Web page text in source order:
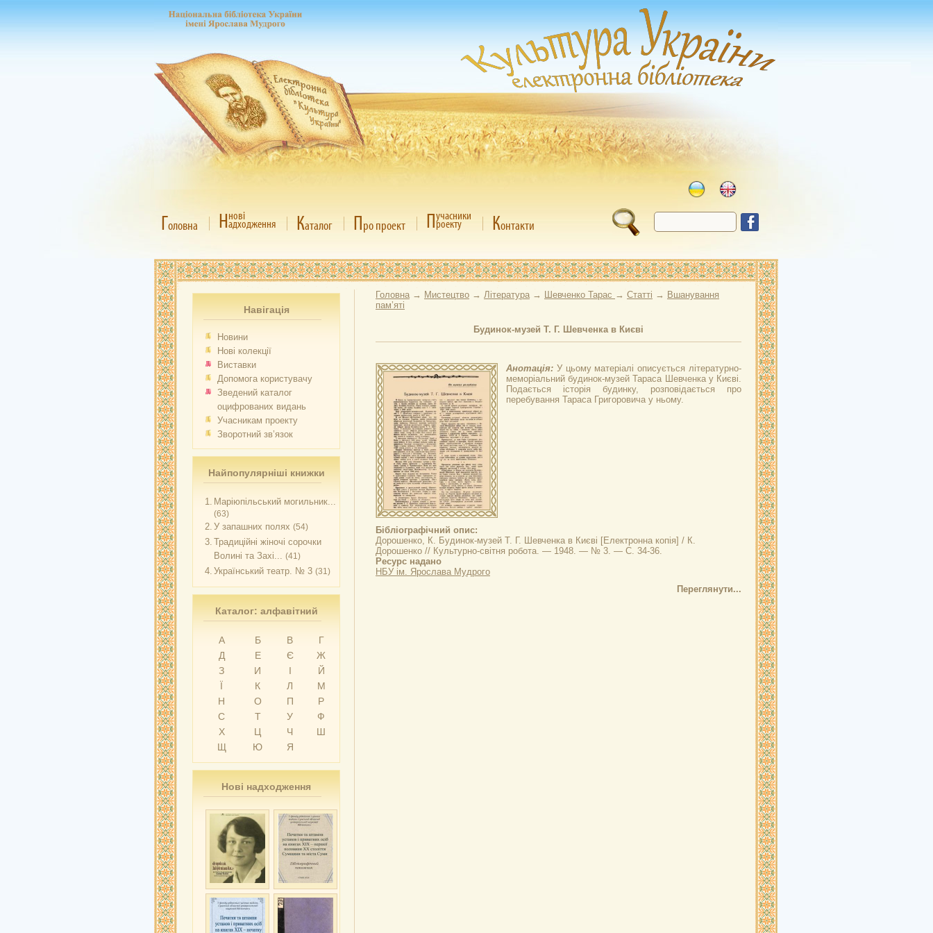
Головна Ннові
адходження Каталог Про проект Пучасники
роекту Контакти
Навігація
Новини
Нові колекції
Виставки
Допомога користувачу
Зведений каталог
оцифрованих видань
Учасникам проекту
Зворотний зв’язок
Найпопулярніші книжки
1. Маріюпільський могильник...
(63)
2. У запашних полях (54)
3. Традиційні жіночі сорочки
Волині та Захі... (41)
4. Український театр. № 3 (31)
Каталог: алфавітний
А Б В
Г
Д
Е Є
Ж
З
И І
Й
Ї
К Л
М
Н
О П
Р
С
Т У
Ф
Х
Ц Ч
Ш
Щ
Ю Я
Нові надходження
Головна → Мистецтво → Література → Шевченко Тарас → Статті → Вшанування
пам’яті
Будинок-музей Т. Г. Шевченка в Києві
Анотація: У цьому матеріалі описується літературно-
меморіальний будинок-музей Тараса Шевченка у Києві.
Подається історія будинку, розповідається про
перебування Тараса Григоровича у ньому.
Бібліографічний опис:
Дорошенко, К. Будинок-музей Т. Г. Шевченка в Києві [Електронна копія] / К.
Дорошенко // Культурно-світня робота. — 1948. — № 3. — С. 34-36.
Ресурс надано
НБУ ім. Ярослава Мудрого
Переглянути...